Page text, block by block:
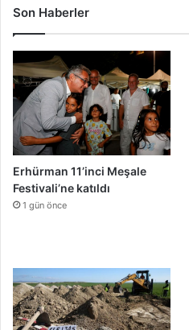
Son Haberler
Erhürman 11’inci Meşale
Festivali’ne katıldı
1 gün önce